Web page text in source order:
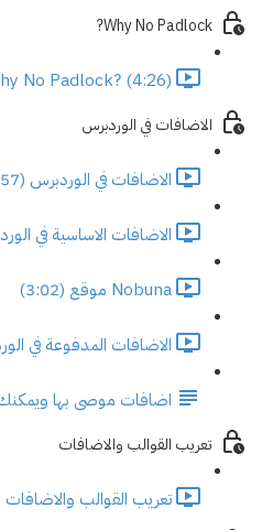
Why No Padlock?
No Padlock? (4:26)
الاضافات في الوردبرس
الاضافات في الوردبرس (5:57)
الاضافات الاساسية في
Nobuna موقع (3:02)
الاضافات المدفوعة في
اضافات موصى بها
تعريب القوالب والاضافات
تعريب القوالب والاضافات